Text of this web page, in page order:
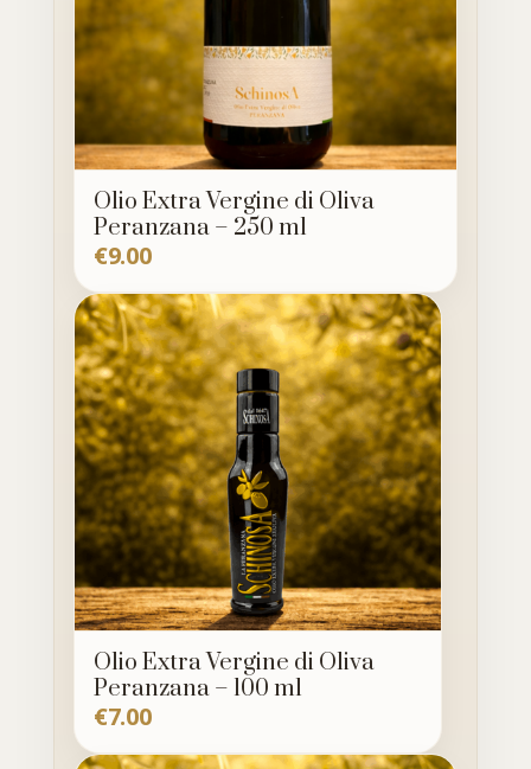
Olio Extra Vergine di Oliva
Peranzana – 250 ml
€9.00
Olio Extra Vergine di Oliva
Peranzana – 100 ml
€7.00